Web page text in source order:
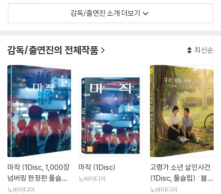
보여주었다.
국내 인기 여배우 김현주가 엮어가는 슬픈 러브 스토리를 담은 이 뮤직 비
디오는 왕가위가 직접 편집을 맡아 화제가 되었으며 음악채널 MTV KOR
EA가 선정한 역대 최고 뮤직비디오로 선정되기도 했었다.
감독/출연진 소개 더보기
감독/출연진의 전체작품 최신순
마작 (1Disc, 1,000장
넘버링 한정판 풀슬립)
: 블루레이
노바미디어
마작 (1Disc)
노바미디어
고령가 소년 살인사건
(1Disc, 풀슬립) : 블루
레이
노바미디어